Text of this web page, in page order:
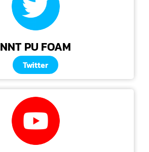
NNT PU FOAM
Twitter